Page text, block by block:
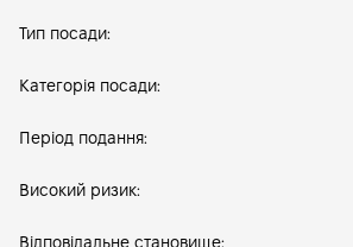
Тип посади:
Категорія посади:
Період подання:
Високий ризик:
Відповідальне становище: